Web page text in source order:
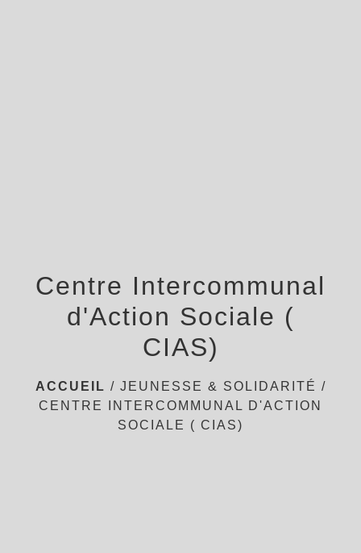
Centre Intercommunal
d'Action Sociale (
CIAS)
ACCUEIL / JEUNESSE & SOLIDARITÉ /
CENTRE INTERCOMMUNAL D'ACTION
SOCIALE ( CIAS)